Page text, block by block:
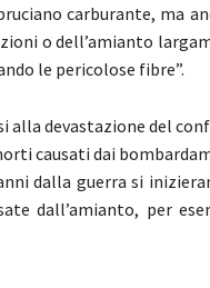
carburante, ma
o dell’amianto
le pericolose fibre”.
alla devastazione del
causati dai
dalla guerra si
dall’amianto, per